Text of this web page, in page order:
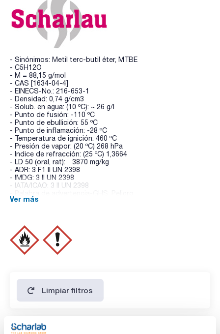
- Sinónimos: Metil terc-butil éter, MTBE
- C5H12O
- M = 88,15 g/mol
- CAS [1634-04-4]
- EINECS-No.: 216-653-1
- Densidad: 0,74 g/cm3
- Solub. en agua: (10 ºC): ~ 26 g/l
- Punto de fusión: -110 ºC
- Punto de ebullición: 55 ºC
- Punto de inflamación: -28 ºC
- Temperatura de ignición: 460 ºC
- Presión de vapor: (20 ºC) 268 hPa
- Indice de refracción: (25 ºC) 1,3664
- LD 50 (oral, rat): 3870 mg/kg
- ADR: 3 F1 II UN 2398
- IMDG: 3 II UN 2398
- IATA/ICAO: 3 II UN 2398
- Frases H-GHS : H225 - H315
- Partida arancelaria: 2909 19 90 00
- Aspecto: Colourless clear liquid
ESPECIFICACIONES
contenido: 99,9%
Ver más
Limpiar filtros
Características